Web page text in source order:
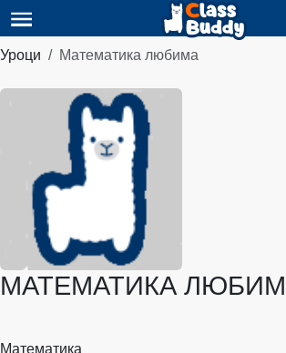
Уроци Математика любима
МАТЕМАТИКА
Математика